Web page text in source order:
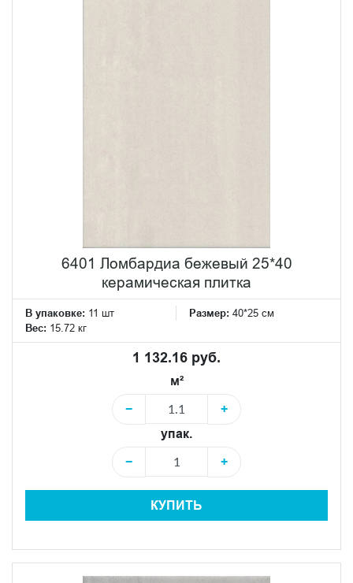
6401 Ломбардиа бежевый 25*40
керамическая плитка
В упаковке: 11 шт Размер: 40*25 см
Вес: 15.72 кг
1 132.16 руб.
м²
−
+
упак.
−
+
КУПИТЬ